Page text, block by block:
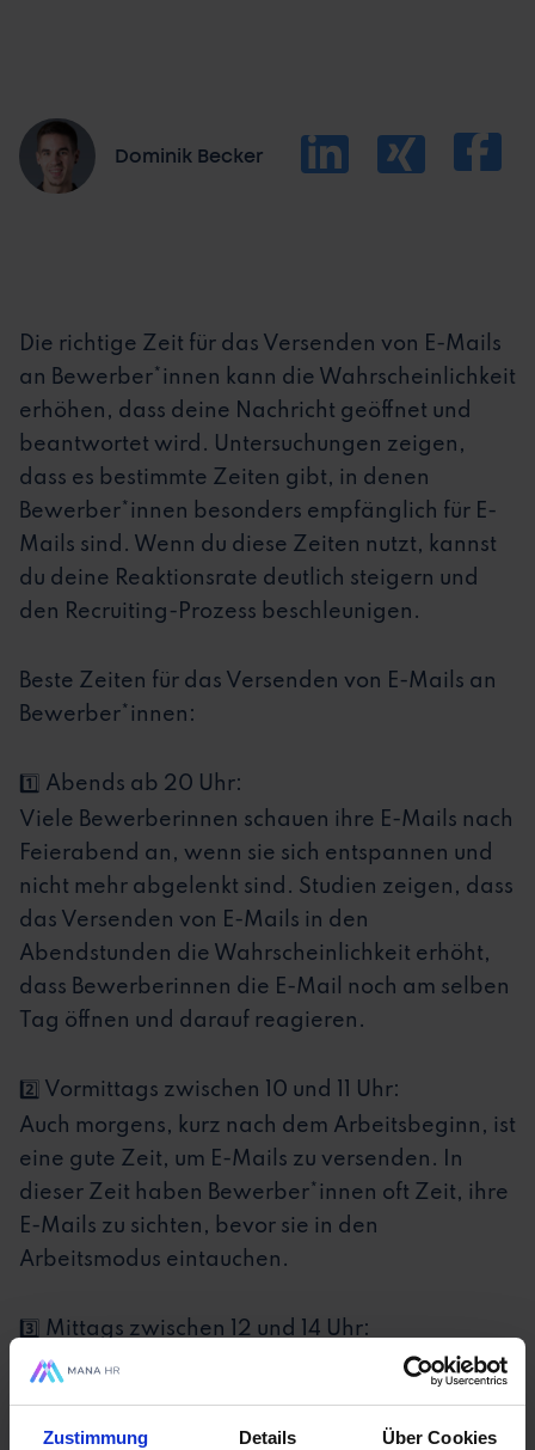
Zustimmung Details Über Cookies
Dominik Becker
Die richtige Zeit für das Versenden von E-Mails
an Bewerber*innen kann die Wahrscheinlichkeit
erhöhen, dass deine Nachricht geöffnet und
beantwortet wird. Untersuchungen zeigen,
dass es bestimmte Zeiten gibt, in denen
Bewerber*innen besonders empfänglich für E-
Mails sind. Wenn du diese Zeiten nutzt, kannst
du deine Reaktionsrate deutlich steigern und
den Recruiting-Prozess beschleunigen.
Beste Zeiten für das Versenden von E-Mails an
Bewerber*innen:
1️⃣ Abends ab 20 Uhr:
Viele Bewerberinnen schauen ihre E-Mails nach
Feierabend an, wenn sie sich entspannen und
nicht mehr abgelenkt sind. Studien zeigen, dass
das Versenden von E-Mails in den
Abendstunden die Wahrscheinlichkeit erhöht,
dass Bewerberinnen die E-Mail noch am selben
Tag öffnen und darauf reagieren.
2️⃣ Vormittags zwischen 10 und 11 Uhr:
Auch morgens, kurz nach dem Arbeitsbeginn, ist
eine gute Zeit, um E-Mails zu versenden. In
dieser Zeit haben Bewerber*innen oft Zeit, ihre
E-Mails zu sichten, bevor sie in den
Arbeitsmodus eintauchen.
3️⃣ Mittags zwischen 12 und 14 Uhr:
Die Mittagspause ist eine weitere Zeit, in der
Ein gut platzierter Versand während dieser Zeit